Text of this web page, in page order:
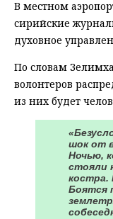
В местном
сирийские
духовное
По словам
волонтеров
из них будет
шок от
Ночью,
стояли
костра.
Боятся